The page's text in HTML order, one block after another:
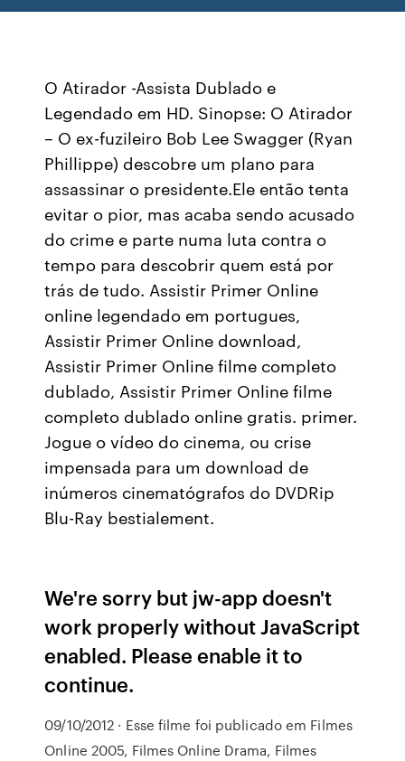
O Atirador -Assista Dublado e
Legendado em HD. Sinopse: O Atirador
– O ex-fuzileiro Bob Lee Swagger (Ryan
Phillippe) descobre um plano para
assassinar o presidente.Ele então tenta
evitar o pior, mas acaba sendo acusado
do crime e parte numa luta contra o
tempo para descobrir quem está por
trás de tudo. Assistir Primer Online
online legendado em portugues,
Assistir Primer Online download,
Assistir Primer Online filme completo
dublado, Assistir Primer Online filme
completo dublado online gratis. primer.
Jogue o vídeo do cinema, ou crise
impensada para um download de
inúmeros cinematógrafos do DVDRip
Blu-Ray bestialement.
We're sorry but jw-app doesn't
work properly without JavaScript
enabled. Please enable it to
continue.
09/10/2012 · Esse filme foi publicado em Filmes
Online 2005, Filmes Online Drama, Filmes